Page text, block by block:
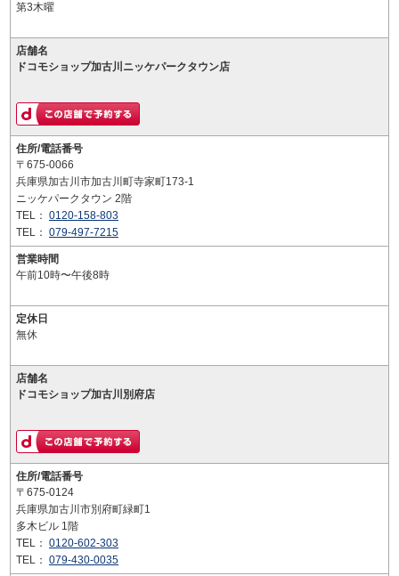
第3木曜
店舗名
ドコモショップ加古川ニッケパークタウン店
住所/電話番号
〒675-0066
兵庫県加古川市加古川町寺家町173-1
ニッケパークタウン 2階
TEL： 0120-158-803
TEL： 079-497-7215
営業時間
午前10時〜午後8時
定休日
無休
店舗名
ドコモショップ加古川別府店
住所/電話番号
〒675-0124
兵庫県加古川市別府町緑町1
多木ビル 1階
TEL： 0120-602-303
TEL： 079-430-0035